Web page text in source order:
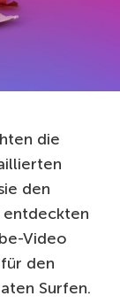
die
den
entdeckten
Video
den
Surfen.